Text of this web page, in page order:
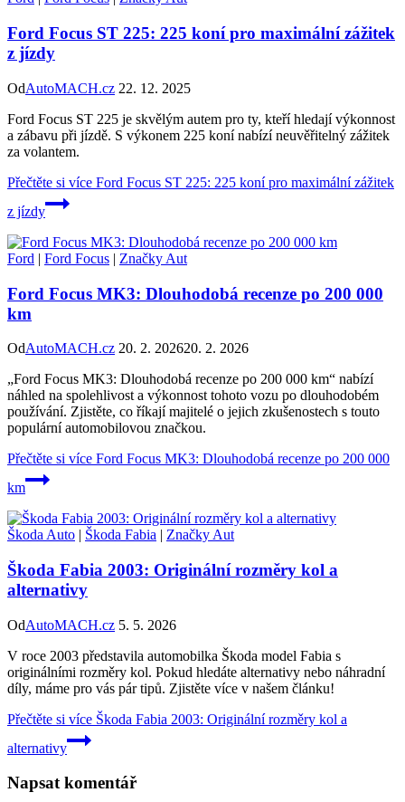
Ford Focus ST 225: 225 koní pro maximální zážitek
z jízdy
OdAutoMACH.cz 22. 12. 2025
Ford Focus ST 225 je skvělým autem pro ty, kteří hledají výkonnost
a zábavu při jízdě. S výkonem 225 koní nabízí neuvěřitelný zážitek
za volantem.
Přečtěte si více Ford Focus ST 225: 225 koní pro maximální zážitek
z jízdy
Ford | Ford Focus | Značky Aut
Ford Focus MK3: Dlouhodobá recenze po 200 000
km
OdAutoMACH.cz 20. 2. 202620. 2. 2026
„Ford Focus MK3: Dlouhodobá recenze po 200 000 km“ nabízí
náhled na spolehlivost a výkonnost tohoto vozu po dlouhodobém
používání. Zjistěte, co říkají majitelé o jejich zkušenostech s touto
populární automobilovou značkou.
Přečtěte si více Ford Focus MK3: Dlouhodobá recenze po 200 000
km
Škoda Auto | Škoda Fabia | Značky Aut
Škoda Fabia 2003: Originální rozměry kol a
alternativy
OdAutoMACH.cz 5. 5. 2026
V roce 2003 představila automobilka Škoda model Fabia s
originálními rozměry kol. Pokud hledáte alternativy nebo náhradní
díly, máme pro vás pár tipů. Zjistěte více v našem článku!
Přečtěte si více Škoda Fabia 2003: Originální rozměry kol a
alternativy
Napsat komentář